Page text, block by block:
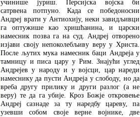
учинише јуриш. Персијска војска би
сатрвена потпуно. Када се победоносни
Андреј врати у Антиохију, неки завидљивци
га оптужише као хришћанина, и царски
намесник позва га на суд. Андреј отворено
изјави своју непоколебљиву веру у Христа.
После љутих мука намесник баци Андреја у
тамницу и писа цару у Рим. Знајући углед
Андрејев у народу и у војсци, цар нареди
намеснику да пусти Андреја у слободу, но да
вреба другу прилику и други разлог (а не
веру) те да га убије. Кроз Божје откровење
Андреј сазнаде за ту наредбу цареву, па
узевши собом своје верне војнике, две